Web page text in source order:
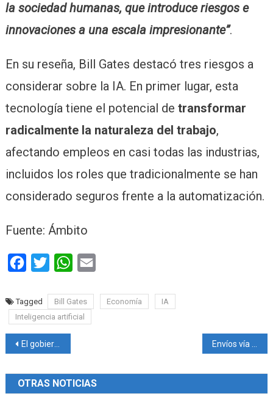
la sociedad humanas, que introduce riesgos e
innovaciones a una escala impresionante”.
En su reseña, Bill Gates destacó tres riesgos a
considerar sobre la IA. En primer lugar, esta
tecnología tiene el potencial de transformar
radicalmente la naturaleza del trabajo,
afectando empleos en casi todas las industrias,
incluidos los roles que tradicionalmente se han
considerado seguros frente a la automatización.
Fuente: Ámbito
Facebook
Twitter WhatsApp
Tagged Bill Gates Economía
IA
Inteligencia artificial
Navegación
de
entradas
El gobierno de Javier Milei apuesta a ganar las elecciones dando la “batalla cultural” Envíos vía courier: ARCA aprobó nuevos pesos, cantidades y montos para paquetes
OTRAS NOTICIAS